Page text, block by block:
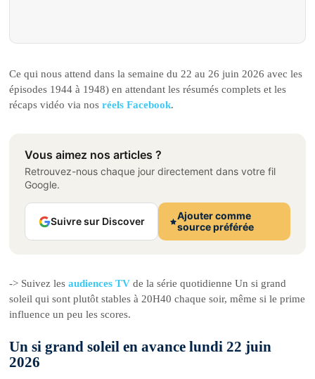
Ce qui nous attend dans la semaine du 22 au 26 juin 2026 avec les
épisodes 1944 à 1948) en attendant les résumés complets et les
récaps vidéo via nosréels Facebook.
Vous aimez nos articles ?
Retrouvez-nous chaque jour directement dans votre fil
Google.
Suivre sur Discover
Ajouter comme
source préférée
-> Suivez lesaudiences TV de la série quotidienne Un si grand
soleil qui sont plutôt stables à 20H40 chaque soir, même si le prime
influence un peu les scores.
Un si grand soleil en avance lundi 22 juin
2026